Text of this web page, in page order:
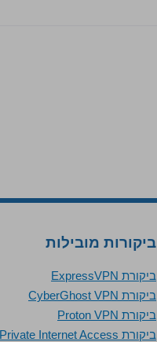
ביקורות מובילות
ביקורת ExpressVPN
ביקורת CyberGhost VPN
ביקורת Proton VPN
ביקורת Private Internet Access